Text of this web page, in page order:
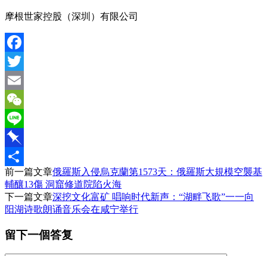
摩根世家控股（深圳）有限公司
Facebook
Twitter
Email
WeChat
Line
Pinboard
分
享
前一篇文章俄羅斯入侵烏克蘭第1573天：俄羅斯大規模空襲基
輔釀13傷 洞窟修道院陷火海
下一篇文章深挖文化富矿 唱响时代新声：“湖畔飞歌”一一向
阳湖诗歌朗诵音乐会在咸宁举行
留下一個答复